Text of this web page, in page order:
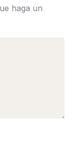
haga un